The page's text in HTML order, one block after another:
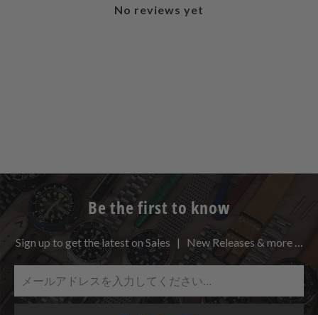
No reviews yet
Be the first to know
Sign up to get the latest on Sales | New Releases & more …